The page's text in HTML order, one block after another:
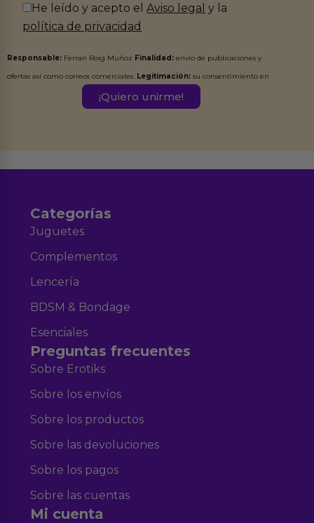
He leído y acepto elAviso legal y la
política de privacidad
Responsable: Ferran Roig Muñoz Finalidad: envío de publicaciones y
ofertas así como correos comerciales. Legitimación: su consentimiento en
Destinatarios:Ferran Roig Muñoz. Podrás ejercer tus
Categorías
Juguetes
Complementos
Lencería
BDSM & Bondage
Esenciales
Preguntas frecuentes
Sobre Erotiks
Sobre los envíos
Sobre los productos
Sobre las devoluciones
Sobre los pagos
Sobre las cuentas
Mi cuenta